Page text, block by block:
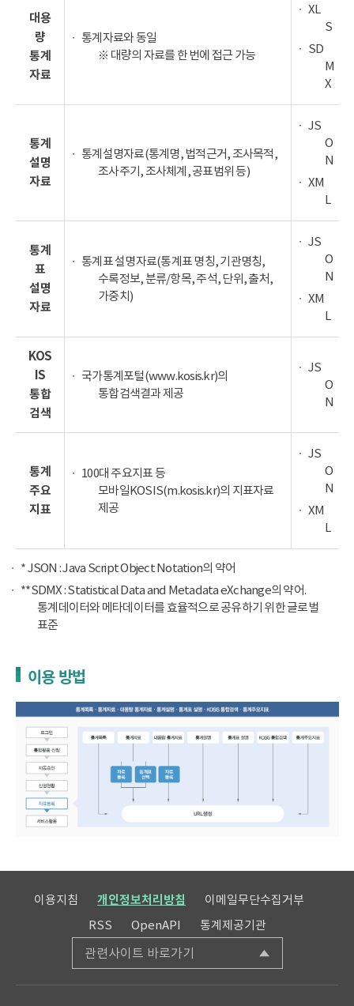
대용
량
통계
자료
통계자료와 동일
※ 대량의 자료를 한 번에 접근 가능
XL
S
SD
M
X
통계
설명
자료
통계설명자료(통계명, 법적근거, 조사목적,
조사주기, 조사체계, 공표범위 등)
JS
O
N
XM
L
통계
표
설명
자료
통계표 설명자료(통계표 명칭, 기관명칭,
수록정보, 분류/항목, 주석, 단위, 출처,
가중치)
JS
O
N
XM
L
KOS
IS
통합
검색
국가통계포털(www.kosis.kr)의
통합검색결과 제공
JS
O
N
통계
주요
지표
100대 주요지표 등
모바일KOSIS(m.kosis.kr)의 지표자료
제공
JS
O
N
XM
L
* JSON : Java Script Object Notation의 약어
**SDMX : Statistical Data and Metadata eXchange의 약어.
통계데이터와 메타데이터를 효율적으로 공유하기 위한 글로벌
표준
이용 방법
이용지침 개인정보처리방침
이메일무단수집거부
RSS
OpenAPI 통계제공기관
관련사이트 바로가기